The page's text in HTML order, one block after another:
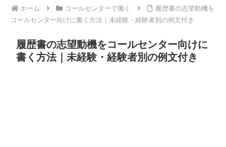
ホーム コールセンターで働く
履歴書の志望動機を
コールセンター向けに書く方法｜未経験・経験者別の例文付き
履歴書の志望動機をコールセンター向けに
書く方法｜未経験・経験者別の例文付き